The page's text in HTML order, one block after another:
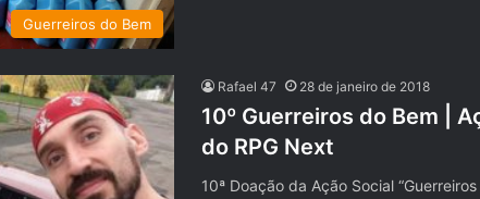
Guerreiros do Bem
Rafael 47 28 de janeiro de 2018
10º Guerreiros do Bem |
do RPG Next
10ª Doação da Ação Social “Guerreiros